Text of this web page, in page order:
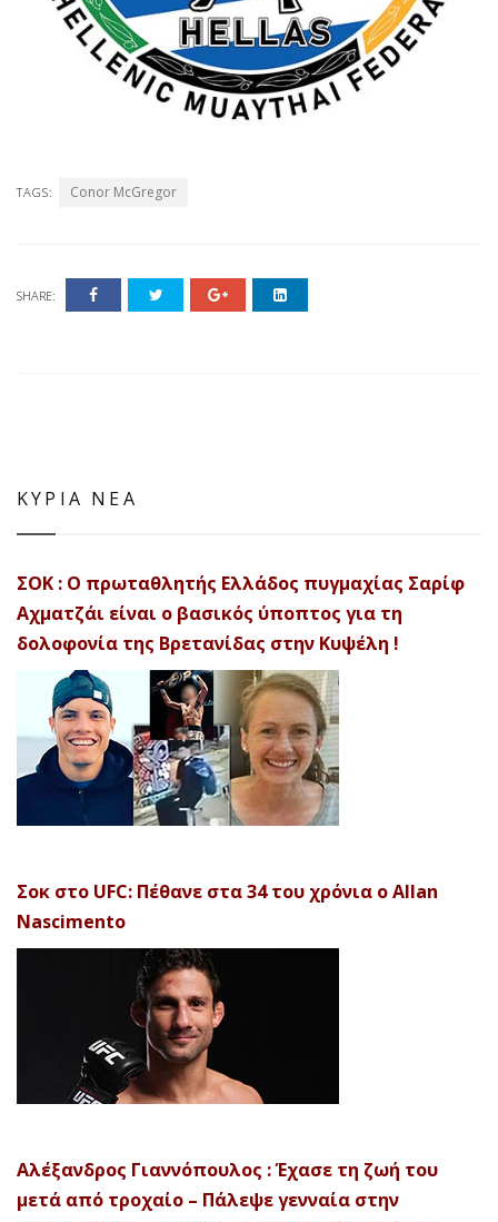
TAGS: Conor McGregor
SHARE:
ΚΥΡΙΑ ΝΕΑ
ΣΟΚ : Ο πρωταθλητής Ελλάδος πυγμαχίας Σαρίφ
Αχματζάι είναι ο βασικός ύποπτος για τη
δολοφονία της Βρετανίδας στην Κυψέλη !
Σοκ στο UFC: Πέθανε στα 34 του χρόνια ο Allan
Nascimento
Αλέξανδρος Γιαννόπουλος : Έχασε τη ζωή του
μετά από τροχαίο – Πάλεψε γενναία στην